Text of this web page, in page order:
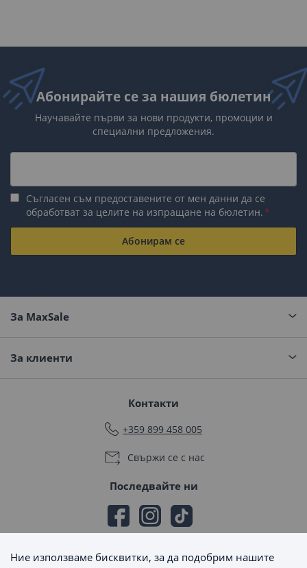
Абонирайте се за нашия бюлетин
Научавайте първи за нови продукти, промоции и
специални предложения.
Съгласен съм предоставените от мен данни да се
обработват за целите на изпращане на бюлетин.
Абонирам се
За MaxSale
За клиенти
Контакти
+359 899 458 005
Свържи се с нас
Последвайте ни
Ние използваме бисквитки, за да подобрим нашите